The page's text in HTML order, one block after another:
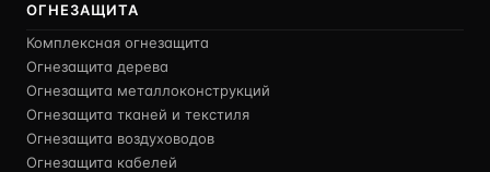
ОГНЕЗАЩИТА
Комплексная огнезащита
Огнезащита дерева
Огнезащита металлоконструкций
Огнезащита тканей и текстиля
Огнезащита воздуховодов
Огнезащита кабелей